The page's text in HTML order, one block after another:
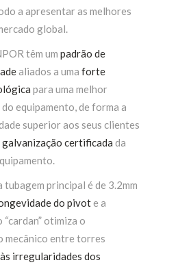
a apresentar as melhores
global.
têm um padrão de
aliados a uma forte
para uma melhor
equipamento, de forma a
superior aos seus clientes
galvanização certificada da
tubagem principal é de 3.2mm
do pivote a
otimiza o
mecânico entre torres
irregularidades dos